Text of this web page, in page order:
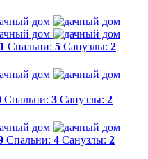
Спальни: 5 Санузлы: 2
Спальни: 3 Санузлы: 2
Спальни: 4 Санузлы: 2